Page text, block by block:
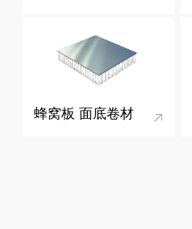
蜂窝板 面底卷材